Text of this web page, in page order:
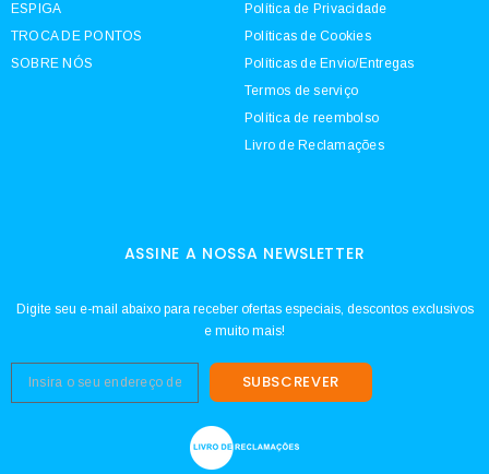
ESPIGA
TROCA DE PONTOS
SOBRE NÓS
Política de Privacidade
Políticas de Cookies
Políticas de Envio/Entregas
Termos de serviço
Política de reembolso
Livro de Reclamações
ASSINE A NOSSA NEWSLETTER
Digite seu e-mail abaixo para receber ofertas especiais, descontos exclusivos
e muito mais!
SUBSCREVER